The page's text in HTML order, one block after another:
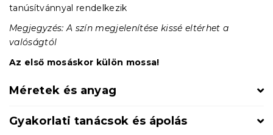
tanúsítvánnyal rendelkezik
Megjegyzés: A szín megjelenítése kissé eltérhet a
valóságtól
Az első mosáskor külön mossa!
Méretek és anyag
Gyakorlati tanácsok és ápolás